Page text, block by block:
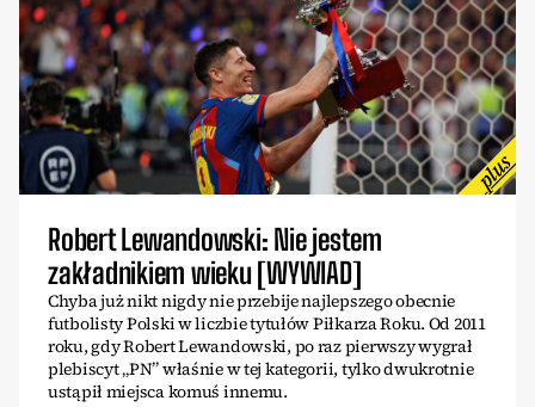
Robert Lewandowski: Nie jestem
zakładnikiem wieku [WYWIAD]
Chyba już nikt nigdy nie przebije najlepszego obecnie
futbolisty Polski w liczbie tytułów Piłkarza Roku. Od 2011
roku, gdy Robert Lewandowski, po raz pierwszy wygrał
plebiscyt „PN” właśnie w tej kategorii, tylko dwukrotnie
ustąpił miejsca komuś innemu.